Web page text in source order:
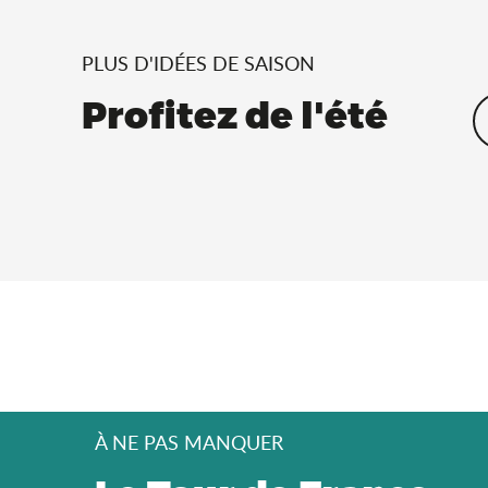
PLUS D'IDÉES DE SAISON
Profitez de l'été
À NE PAS MANQUER